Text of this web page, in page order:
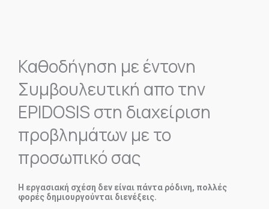
Καθοδήγηση με έντονη
Συμβουλευτική απο την
EPIDOSIS στη διαχείριση
προβλημάτων με το
προσωπικό σας
Η εργασιακή σχέση δεν είναι πάντα ρόδινη, πολλές
φορές δημιουργούνται διενέξεις.